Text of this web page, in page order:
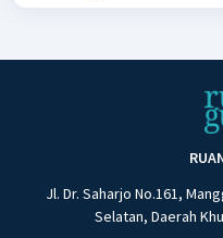
Jl. Dr. Saharjo No.161,
Selatan, Daerah